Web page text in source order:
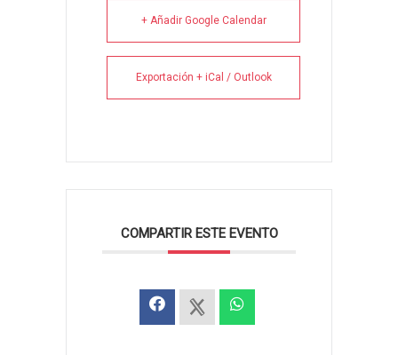
+ Añadir Google Calendar
Exportación + iCal / Outlook
COMPARTIR ESTE EVENTO